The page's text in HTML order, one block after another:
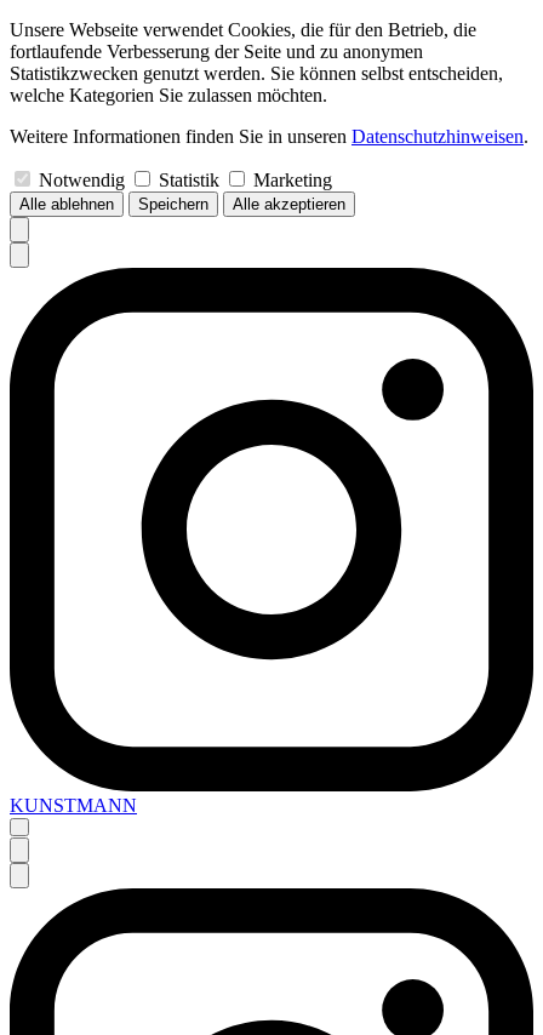
Unsere Webseite verwendet Cookies, die für den Betrieb, die
fortlaufende Verbesserung der Seite und zu anonymen
Statistikzwecken genutzt werden. Sie können selbst entscheiden,
welche Kategorien Sie zulassen möchten.
Weitere Informationen finden Sie in unseren Datenschutzhinweisen.
Notwendig Statistik Marketing
Alle ablehnen Speichern Alle akzeptieren
KUNSTMANN